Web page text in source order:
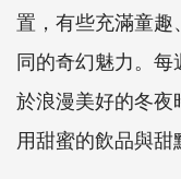
置，有些充滿童
同的奇幻魅力。
於浪漫美好的冬
用甜蜜的飲品與甜